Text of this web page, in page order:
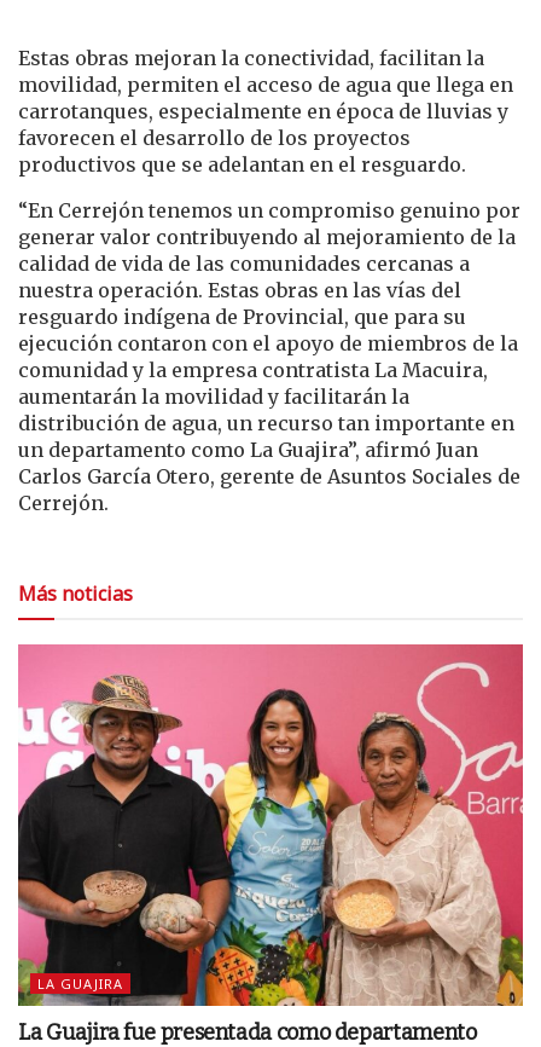
Estas obras mejoran la conectividad, facilitan la
movilidad, permiten el acceso de agua que llega en
carrotanques, especialmente en época de lluvias y
favorecen el desarrollo de los proyectos
productivos que se adelantan en el resguardo.
“En Cerrejón tenemos un compromiso genuino por
generar valor contribuyendo al mejoramiento de la
calidad de vida de las comunidades cercanas a
nuestra operación. Estas obras en las vías del
resguardo indígena de Provincial, que para su
ejecución contaron con el apoyo de miembros de la
comunidad y la empresa contratista La Macuira,
aumentarán la movilidad y facilitarán la
distribución de agua, un recurso tan importante en
un departamento como La Guajira”, afirmó Juan
Carlos García Otero, gerente de Asuntos Sociales de
Cerrejón.
Más noticias
LA GUAJIRA
La Guajira fue presentada como departamento